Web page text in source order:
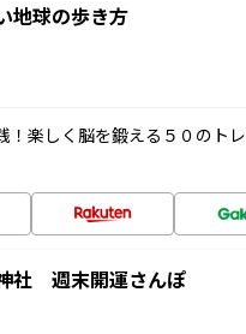
地球の歩き方
！楽しく脳を鍛える５０のト
社 週末開運さんぽ